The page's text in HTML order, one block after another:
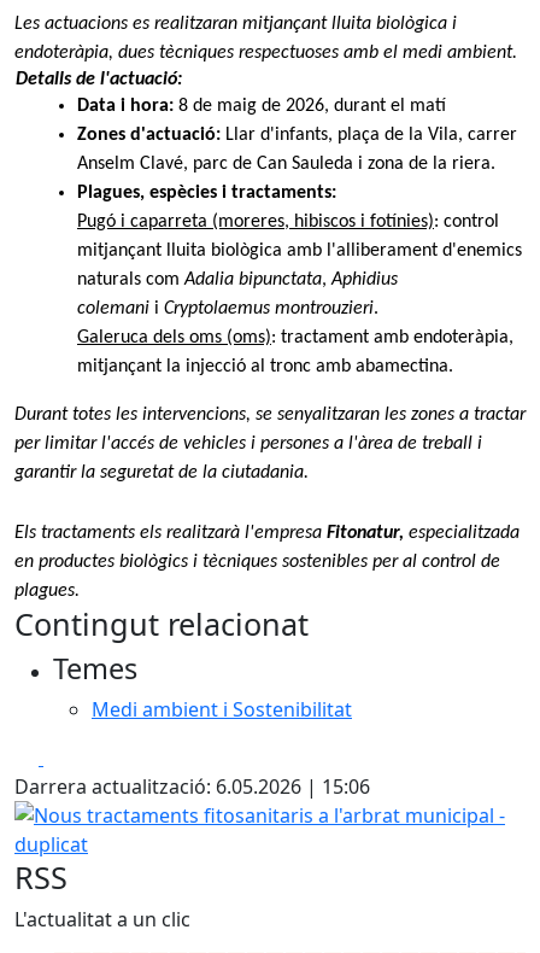
Les actuacions es realitzaran mitjançant lluita biològica i
endoteràpia, dues tècniques respectuoses amb el medi ambient.
Detalls de l'actuació:
Data i hora: 8 de maig de 2026, durant el matí
Zones d'actuació: Llar d'infants, plaça de la Vila, carrer
Anselm Clavé, parc de Can Sauleda i zona de la riera.
Plagues, espècies i tractaments:
Pugó i caparreta (moreres, hibiscos i fotínies): control
mitjançant lluita biològica amb l'alliberament d'enemics
naturals com Adalia bipunctata, Aphidius
colemani i Cryptolaemus montrouzieri.
Galeruca dels oms (oms): tractament amb endoteràpia,
mitjançant la injecció al tronc amb abamectina.
Durant totes les intervencions, se senyalitzaran les zones a tractar
per limitar l'accés de vehicles i persones a l'àrea de treball i
garantir la seguretat de la ciutadania.
Els tractaments els realitzarà l'empresa Fitonatur, especialitzada
en productes biològics i tècniques sostenibles per al control de
plagues.
Contingut relacionat
Temes
Medi ambient i Sostenibilitat
Darrera actualització: 6.05.2026 | 15:06
Nous tractaments fitosanitaris a l'arbrat municipal -
RSS
L'actualitat a un clic